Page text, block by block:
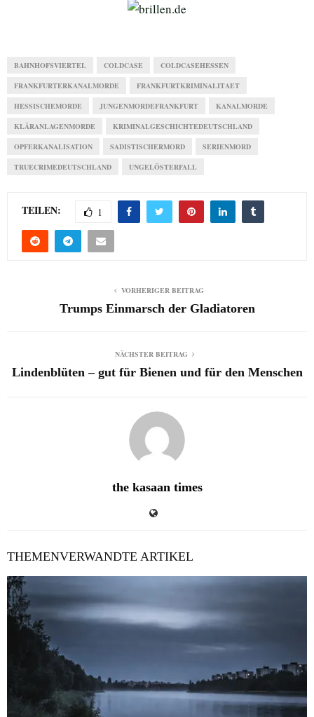
BAHNHOFSVIERTEL COLDCASE COLDCASEHESSEN
FRANKFURTERKANALMORDE FRANKFURTKRIMINALITAET
HESSISCHEMORDE JUNGENMORDEFRANKFURT KANALMORDE
KLÄRANLAGENMORDE KRIMINALGESCHICHTEDEUTSCHLAND
OPFERKANALISATION SADISTISCHERMORD SERIENMORD
TRUECRIMEDEUTSCHLAND UNGELÖSTERFALL
TEILEN: 1
VORHERIGER BEITRAG
Trumps Einmarsch der Gladiatoren
NÄCHSTER BEITRAG
Lindenblüten – gut für Bienen und für den Menschen
the kasaan times
THEMENVERWANDTE ARTIKEL